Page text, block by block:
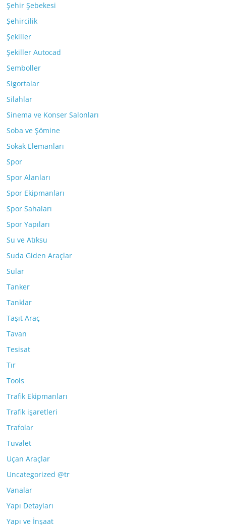
Şehir Şebekesi
Şehircilik
Şekiller
Şekiller Autocad
Semboller
Sigortalar
Silahlar
Sinema ve Konser Salonları
Soba ve Şömine
Sokak Elemanları
Spor
Spor Alanları
Spor Ekipmanları
Spor Sahaları
Spor Yapıları
Su ve Atıksu
Suda Giden Araçlar
Sular
Tanker
Tanklar
Taşıt Araç
Tavan
Tesisat
Tır
Tools
Trafik Ekipmanları
Trafik işaretleri
Trafolar
Tuvalet
Uçan Araçlar
Uncategorized @tr
Vanalar
Yapı Detayları
Yapı ve İnşaat